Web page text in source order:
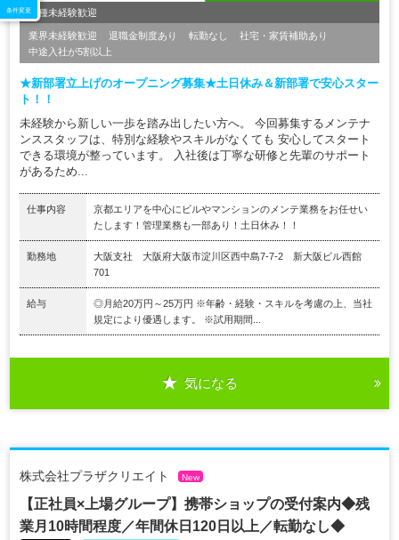
職種未経験歓迎
業界未経験歓迎 退職金制度あり 転勤なし
社宅・家賃補助あり
中途入社が5割以上
★新部署立上げのオープニング募集★土日休み＆新部署で安心スター
ト！！
未経験から新しい一歩を踏み出したい方へ。 今回募集するメンテナ
ンススタッフは、特別な経験やスキルがなくても 安心してスタート
できる環境が整っています。 入社後は丁寧な研修と先輩のサポート
があるため...
仕事内容
京都エリアを中心にビルやマンションのメンテ業務をお任せい
たします！管理業務も一部あり！土日休み！！
勤務地
大阪支社 大阪府大阪市淀川区西中島7-7-2 新大阪ビル西館
701
給与
◎月給20万円～25万円 ※年齢・経験・スキルを考慮の上、当社
規定により優遇します。 ※試用期間...
気になる
株式会社プラザクリエイト New
【正社員×上場グループ】携帯ショップの受付案内◆残
業月10時間程度／年間休日120日以上／転勤なし◆
条件変更